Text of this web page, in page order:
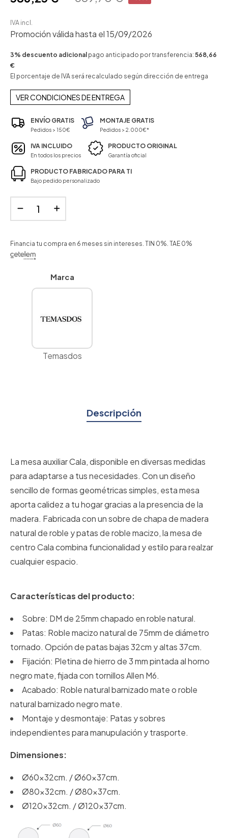
IVA incl.
Promoción válida hasta el 15/09/2026
3% descuento adicional pago anticipado por transferencia: 568,66
€
El porcentaje de IVA será recalculado según dirección de entrega
VER CONDICIONES DE ENTREGA
ENVÍO GRATIS
Pedidos > 150€
MONTAJE GRATIS
Pedidos > 2.000€*
IVA INCLUIDO
En todos los precios
PRODUCTO ORIGINAL
Garantía oficial
PRODUCTO FABRICADO PARA TI
Bajo pedido personalizado
Financia tu compra en 6 meses sin intereses. TIN 0%. TAE 0%
Marca
Temasdos
Descripción
La mesa auxiliar Cala, disponible en diversas medidas
para adaptarse a tus necesidades. Con un diseño
sencillo de formas geométricas simples, esta mesa
aporta calidez a tu hogar gracias a la presencia de la
madera. Fabricada con un sobre de chapa de madera
natural de roble y patas de roble macizo, la mesa de
centro Cala combina funcionalidad y estilo para realzar
cualquier espacio.
Características del producto:
Sobre: DM de 25mm chapado en roble natural.
Patas: Roble macizo natural de 75mm de diámetro
tornado. Opción de patas bajas 32cm y altas 37cm.
Fijación: Pletina de hierro de 3 mm pintada al horno
negro mate, fijada con tornillos Allen M6.
Acabado: Roble natural barnizado mate o roble
natural barnizado negro mate.
Montaje y desmontaje: Patas y sobres
independientes para manupulación y trasporte.
Dimensiones:
Ø60x32cm. / Ø60x37cm.
Ø80x32cm. / Ø80x37cm.
Ø120x32cm. / Ø120x37cm.